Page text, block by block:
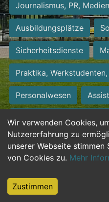
Wir verwenden Cookies,
Nutzererfahrung zu
unserer Webseite stimmen
von Cookies zu. Mehr
Zustimmen
Journalismus, PR,
Ausbildungsplätze
Sicherheitsdienste
Praktika,
Personalwesen
Hilfskräfte, Aushilfs- und
Einkauf, Logistik,
Weiterbildung, Studium,
Tourismus